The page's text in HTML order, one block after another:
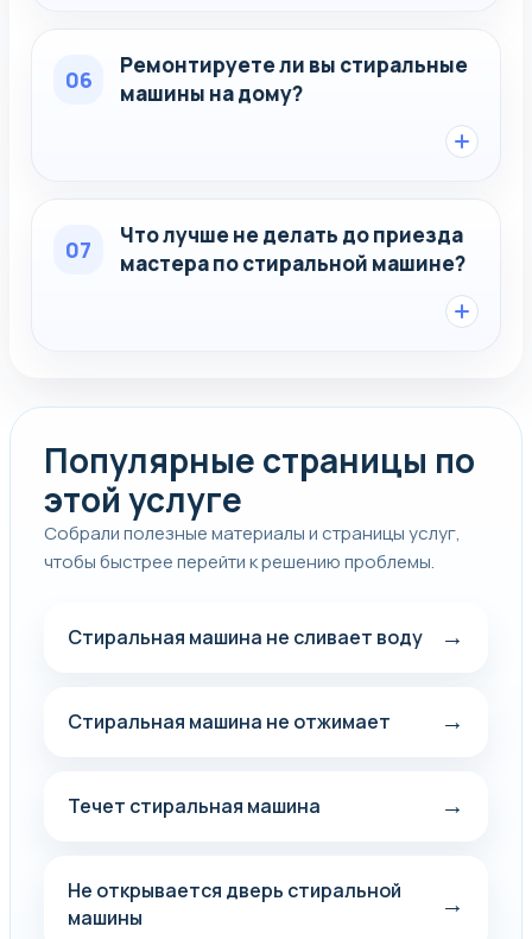
06
Ремонтируете ли вы стиральные
машины на дому?
07
Что лучше не делать до приезда
мастера по стиральной машине?
Популярные страницы по
этой услуге
Собрали полезные материалы и страницы услуг,
чтобы быстрее перейти к решению проблемы.
Стиральная машина не сливает воду →
Стиральная машина не отжимает →
Течет стиральная машина →
Не открывается дверь стиральной
машины
→